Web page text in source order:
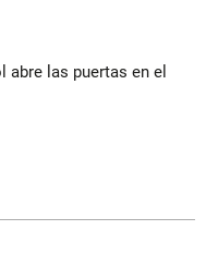
abre las puertas en el